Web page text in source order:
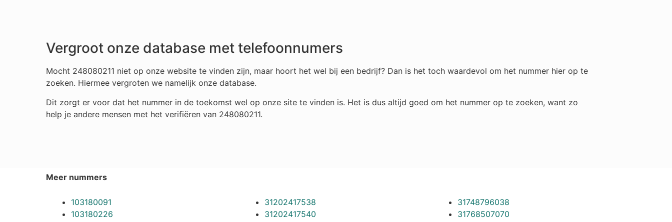
Vergroot onze database met telefoonnumers
Mocht 248080211 niet op onze website te vinden zijn, maar hoort het wel bij een bedrijf? Dan is het toch waardevol om het nummer hier op te
zoeken. Hiermee vergroten we namelijk onze database.
Dit zorgt er voor dat het nummer in de toekomst wel op onze site te vinden is. Het is dus altijd goed om het nummer op te zoeken, want zo
help je andere mensen met het verifiëren van 248080211.
Meer nummers
103180091
103180226
31202417538
31202417540
31748796038
31768507070